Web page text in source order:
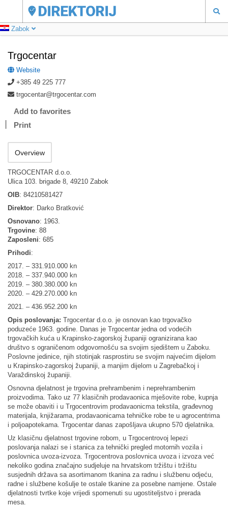
Zabok
Trgocentar
Website
+385 49 225 777
trgocentar@trgocentar.com
Add to favorites
Print
Overview
TRGOCENTAR d.o.o.
Ulica 103. brigade 8, 49210 Zabok
OIB: 84210581427
Direktor: Darko Bratković
Osnovano: 1963.
Trgovine: 88
Zaposleni: 685
Prihodi:
2017. – 331.910.000 kn
2018. – 337.940.000 kn
2019. – 380.380.000 kn
2020. – 429.270.000 kn
2021. – 436.952.200 kn
Opis poslovanja: Trgocentar d.o.o. je osnovan kao trgovačko
poduzeće 1963. godine. Danas je Trgocentar jedna od vodećih
trgovačkih kuća u Krapinsko-zagorskoj županiji ogranizirana kao
društvo s ograničenom odgovornošću sa svojim sjedištem u Zaboku.
Poslovne jedinice, njih stotinjak rasprostiru se svojim najvećim dijelom
u Krapinsko-zagorskoj županiji, a manjim dijelom u Zagrebačkoj i
Varaždinskoj županiji.
Osnovna djelatnost je trgovina prehrambenim i neprehrambenim
proizvodima. Tako uz 77 klasičnih prodavaonica mješovite robe, kupnja
se može obaviti i u Trgocentrovim prodavaonicma tekstila, građevnog
materijala, knjižarama, prodavaonicama tehničke robe te u agrocentrima
i poljoapotekama. Trgocentar danas zapošljava ukupno 570 djelatnika.
Uz klasičnu djelatnost trgovine robom, u Trgocentrovoj lepezi
poslovanja nalazi se i stanica za tehnički pregled motornih vozila i
poslovnica uvoza-izvoza. Trgocentrova poslovnica uvoza i izvoza već
nekoliko godina značajno sudjeluje na hrvatskom tržištu i tržištu
susjednih država sa asortimanom tkanina za radnu i službenu odjeću,
radne i službene košulje te ostale tkanine za posebne namjene. Ostale
djelatnosti tvrtke koje vrijedi spomenuti su ugostiteljstvo i prerada
mesa.